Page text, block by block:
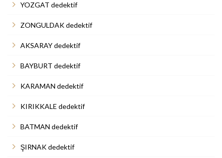
YOZGAT dedektif
ZONGULDAK dedektif
AKSARAY dedektif
BAYBURT dedektif
KARAMAN dedektif
KIRIKKALE dedektif
BATMAN dedektif
ŞIRNAK dedektif